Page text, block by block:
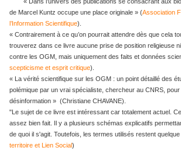
de Marcel Kuntz occupe une place originale » (Association
l’Information Scientifique).
« Contrairement à ce qu’on pourrait attendre dès que cela
trouverez dans ce livre aucune prise de position religieuse
contre les OGM, mais uniquement des faits et données
scepticisme et esprit critique).
« La vérité scientifique sur les OGM : un point détaillé des
polémique par un vrai spécialiste, chercheur au CNRS,
désinformation » (Christiane CHAVANE).
"Le sujet de ce livre est intéressant car totalement actuel.
assez bien fait. Il y a plusieurs schémas explicatifs
de quoi il s'agit. Toutefois, les termes utilisés restent
territoire et Lien Social)